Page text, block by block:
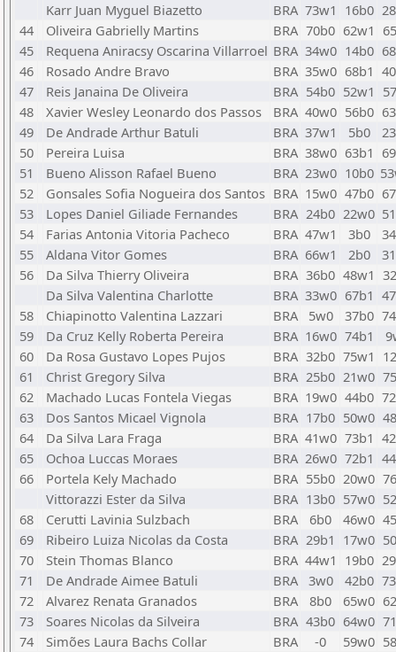
Karr Juan Myguel Biazetto
BRA 73w1 16b0
44
Oliveira Gabrielly Martins BRA 70b0 62w1
45
Requena Aniracsy Oscarina Villarroel BRA 34w0 14b0
46
Rosado Andre Bravo BRA 35w0 68b1
47
Reis Janaina De Oliveira BRA 54b0 52w1
48
Xavier Wesley Leonardo dos Passos BRA 40w0 56b0
49
De Andrade Arthur Batuli BRA 37w1 5b0
50
Pereira Luisa BRA 38w0 63b1
51
Bueno Alisson Rafael Bueno BRA 23w0 10b0
52
Gonsales Sofia Nogueira dos Santos BRA 15w0 47b0
53
Lopes Daniel Giliade Fernandes BRA 24b0 22w0
54
Farias Antonia Vitoria Pacheco BRA 47w1 3b0
55
Aldana Vitor Gomes BRA 66w1 2b0
56
Da Silva Thierry Oliveira BRA 36b0 48w1
Da Silva Valentina Charlotte
BRA 33w0 67b1
58
Chiapinotto Valentina Lazzari BRA 5w0 37b0
59
Da Cruz Kelly Roberta Pereira BRA 16w0 74b1
60
Da Rosa Gustavo Lopes Pujos BRA 32b0 75w1
61
Christ Gregory Silva BRA 25b0 21w0
62
Machado Lucas Fontela Viegas BRA 19w0 44b0
63
Dos Santos Micael Vignola BRA 17b0 50w0
64
Da Silva Lara Fraga BRA 41w0 73b1
65
Ochoa Luccas Moraes BRA 26w0 72b1
66
Portela Kely Machado BRA 55b0 20w0
Vittorazzi Ester da Silva
BRA 13b0 57w0
68
Cerutti Lavinia Sulzbach BRA 6b0 46w0
69
Ribeiro Luiza Nicolas da Costa BRA 29b1 17w0
70
Stein Thomas Blanco BRA 44w1 19b0
71
De Andrade Aimee Batuli BRA 3w0 42b0
72
Alvarez Renata Granados BRA 8b0 65w0
73
Soares Nicolas da Silveira BRA 43b0 64w0
74
Simões Laura Bachs Collar BRA -0 59w0